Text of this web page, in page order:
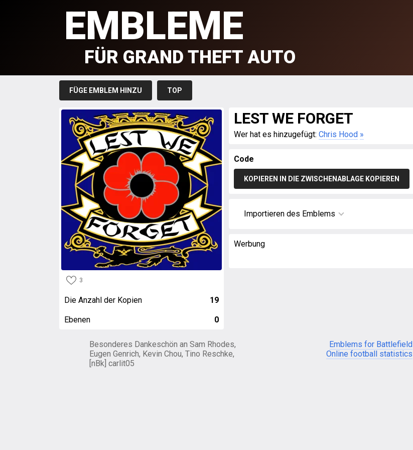
EMBLEME
FÜR GRAND THEFT AUTO
FÜGE EMBLEM HINZU TOP
3
Die Anzahl der Kopien 19
Ebenen 0
LEST WE FORGET
Wer hat es hinzugefügt: Chris Hood »
Code
KOPIEREN IN DIE ZWISCHENABLAGE KOPIEREN
Importieren des Emblems
Werbung
Besonderes Dankeschön an Sam Rhodes,
Eugen Genrich, Kevin Chou, Tino Reschke,
[nBk] carlit05
Emblems for Battlefield
Online football statistics